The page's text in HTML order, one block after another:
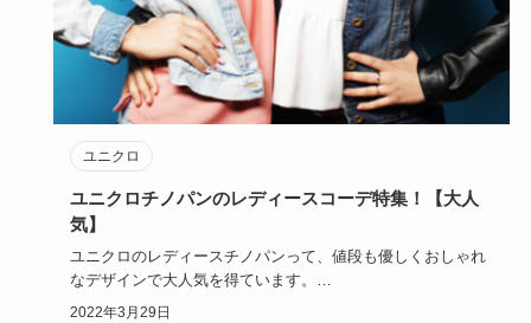
ユニクロ
ユニクロチノパンのレディースコーデ特集！【大人
気】
ユニクロのレディースチノパンって、値段も優しくおしゃれ
なデザインで大人気を得ています。
優しい値段でおしゃれが楽しめたら…
2022年3月29日